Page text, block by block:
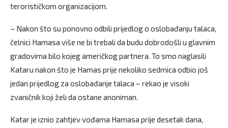
terorističkom organizacijom.
– Nakon što su ponovno odbili prijedlog o oslobađanju talaca,
čelnici Hamasa više ne bi trebali da budu dobrodošli u glavnim
gradovima bilo kojeg američkog partnera. To smo naglasili
Kataru nakon što je Hamas prije nekoliko sedmica odbio još
jedan prijedlog za oslobađanje talaca – rekao je visoki
zvaničnik koji želi da ostane anoniman.
Katar je iznio zahtjev vođama Hamasa prije desetak dana,